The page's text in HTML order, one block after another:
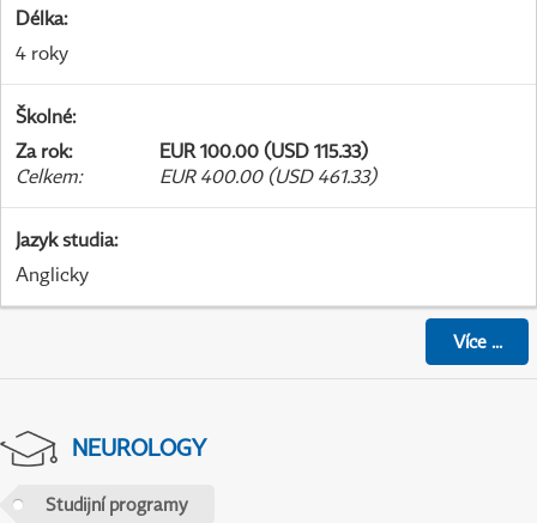
Délka:
4 roky
Školné:
Za rok:
EUR 100.00 (USD 115.33)
Celkem: EUR 400.00 (USD 461.33)
Jazyk studia:
Anglicky
Více...
NEUROLOGY
Studijní programy